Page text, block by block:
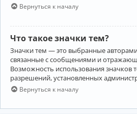
Вернуться к началу
Что такое значки тем?
Значки тем — это выбранные
связанные с сообщениями и
Возможность использования значков
разрешений, установленных
Вернуться к началу